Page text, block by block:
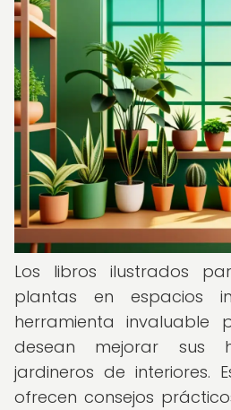
Los libros ilustrados
plantas en espacios
herramienta invaluable
desean mejorar sus
jardineros de interiores.
ofrecen consejos